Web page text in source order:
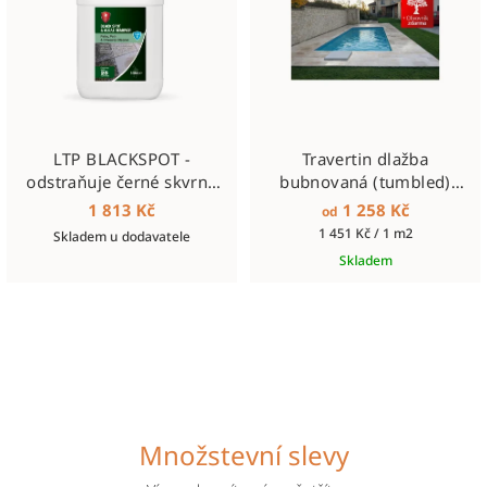
Množstevní slevy
LTP BLACKSPOT -
odstraňuje černé skvrny
5l
1 813 Kč
Skladem u dodavatele
Travertin dlažba
bubnovaná (tumbled)
3cm, střední travertin
od 1 258 Kč
Měrná
cena:
1 451 Kč / 1 m2
Skladem